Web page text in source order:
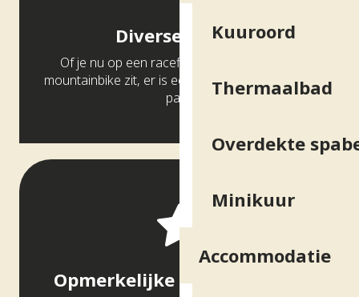
Kuuroord
Thermaalbad
Overdekte
Minikuur
Accommodatie
Diverse routes
Of je nu op een racefiets, mountainbike of
mountainbike zit, er is een route die bij iedereen
past.
Opmerkelijke landschappen